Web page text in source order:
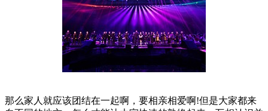
那么家人就应该团结在一起啊，要相亲相爱啊!但是大家都来